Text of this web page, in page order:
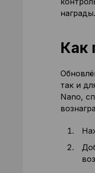
награды.
Как
так и
Nano,